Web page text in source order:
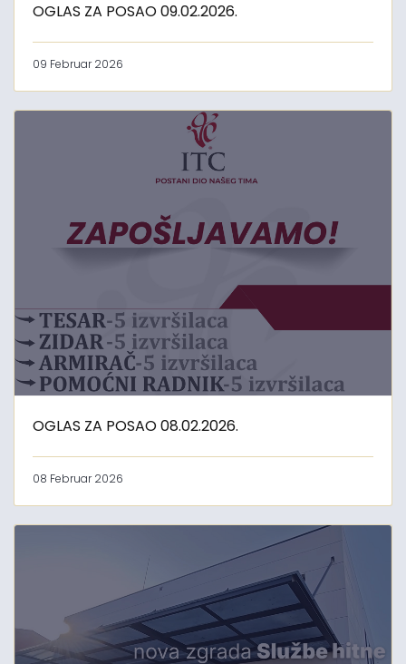
OGLAS ZA POSAO 09.02.2026.
09 Februar 2026
OGLAS ZA POSAO 08.02.2026.
08 Februar 2026